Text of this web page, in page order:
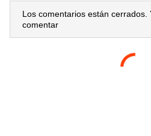
Los comentarios están cerrados.
comentar